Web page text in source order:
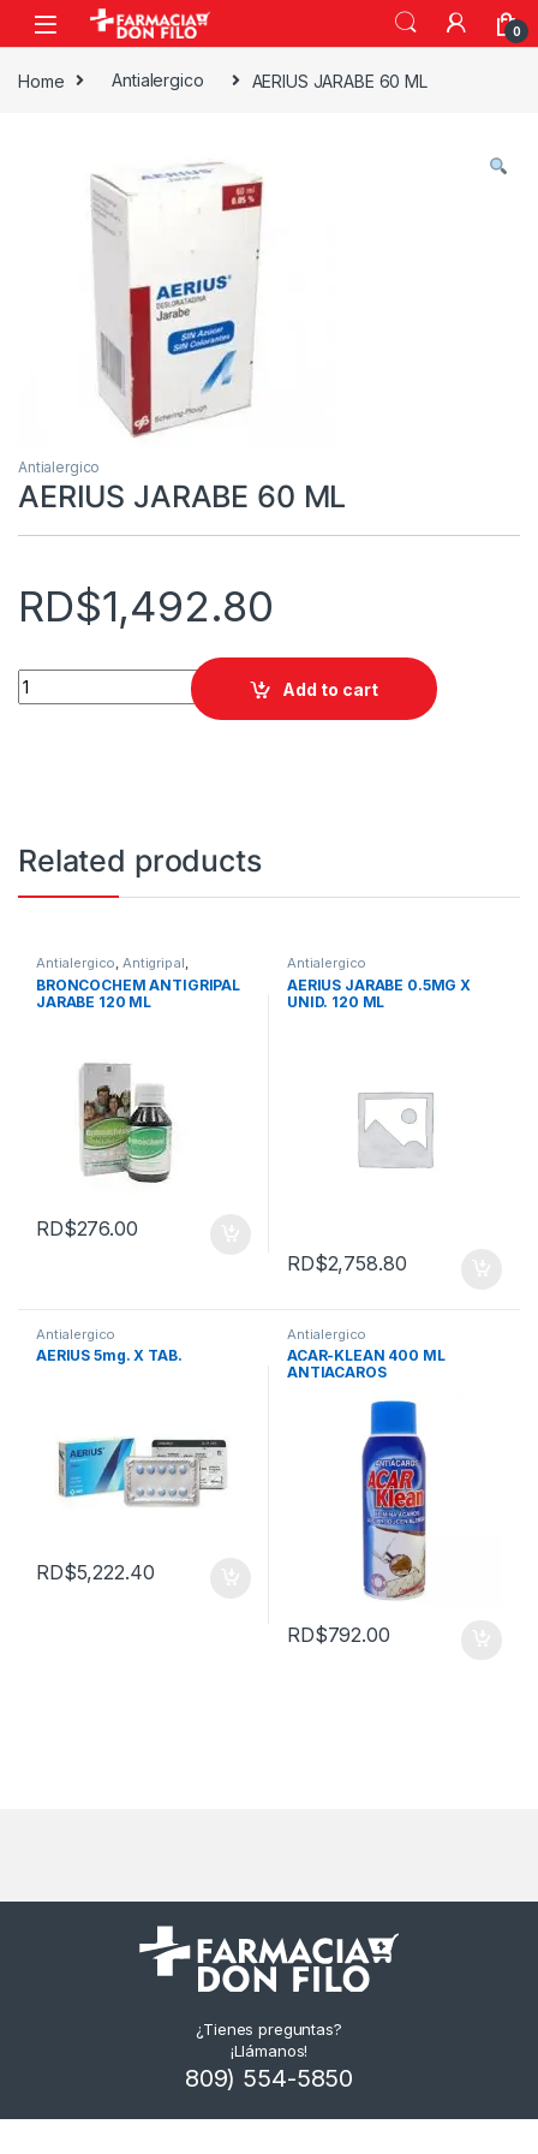
0
Home Antialergico AERIUS JARABE 60 ML
Antialergico
AERIUS JARABE 60 ML
RD$1,492.80
AERIUS JARABE 60 ML quantity
Add to cart
Related products
Antialergico,Antigripal,
Antitusivo
BRONCOCHEM ANTIGRIPAL
JARABE 120 ML
RD$276.00
Antialergico
AERIUS JARABE 0.5MG X
UNID. 120 ML
RD$2,758.80
Antialergico
AERIUS 5mg. X TAB.
RD$5,222.40
Antialergico
ACAR-KLEAN 400 ML
ANTIACAROS
RD$792.00
¿Tienes preguntas?
¡Llámanos!
809) 554-5850